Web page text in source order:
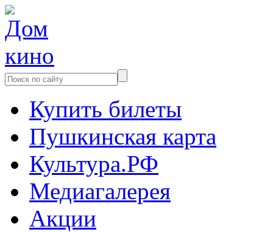
Купить билеты
Пушкинская карта
Культура.РФ
Медиагалерея
Акции